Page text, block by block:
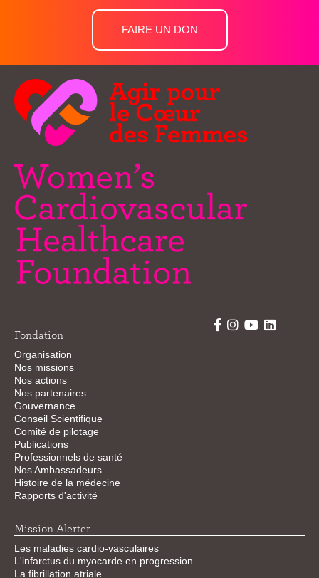
FAIRE UN DON
Fondation
Organisation
Nos missions
Nos actions
Nos partenaires
Gouvernance
Conseil Scientifique
Comité de pilotage
Publications
Professionnels de santé
Nos Ambassadeurs
Histoire de la médecine
Rapports d'activité
Mission Alerter
Les maladies cardio-vasculaires
L'infarctus du myocarde en progression
La fibrillation atriale